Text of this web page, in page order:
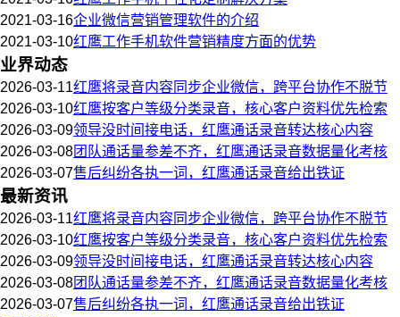
2021-03-16企业微信营销管理软件的介绍
2021-03-10红鹰工作手机软件营销精度方面的优势
业界动态
2026-03-11红鹰将录音内容同步企业微信，跨平台协作不脱节
2026-03-10红鹰按客户等级分类录音，核心客户资料优先检索
2026-03-09领导没时间接电话，红鹰通话录音转达核心内容
2026-03-08团队通话量参差不齐，红鹰通话录音数据量化考核
2026-03-07售后纠纷各执一词，红鹰通话录音给出铁证
最新资讯
2026-03-11红鹰将录音内容同步企业微信，跨平台协作不脱节
2026-03-10红鹰按客户等级分类录音，核心客户资料优先检索
2026-03-09领导没时间接电话，红鹰通话录音转达核心内容
2026-03-08团队通话量参差不齐，红鹰通话录音数据量化考核
2026-03-07售后纠纷各执一词，红鹰通话录音给出铁证